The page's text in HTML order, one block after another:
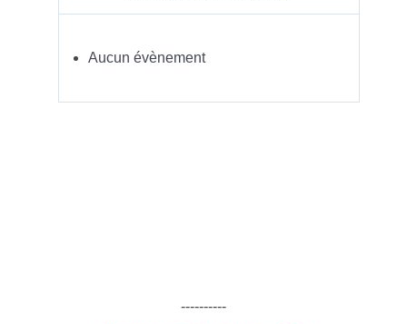
Aucun évènement
----------